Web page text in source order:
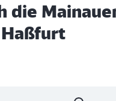
die